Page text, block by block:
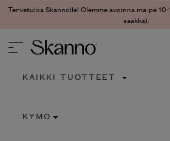
Tervetuloa Skannolle! Olemme avoinna ma-pe
saakka).
Type 2 or more characters for results.
KAIKKI TUOTTEET
KYMO